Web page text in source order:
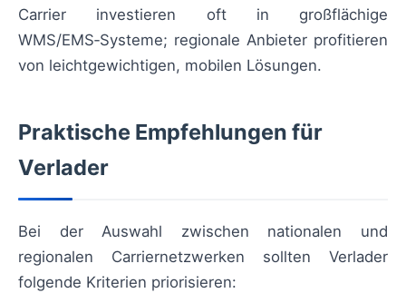
Carrier investieren oft in großflächige
WMS/EMS‑Systeme; regionale Anbieter profitieren
von leichtgewichtigen, mobilen Lösungen.
Praktische Empfehlungen für
Verlader
Bei der Auswahl zwischen nationalen und
regionalen Carriernetzwerken sollten Verlader
folgende Kriterien priorisieren: